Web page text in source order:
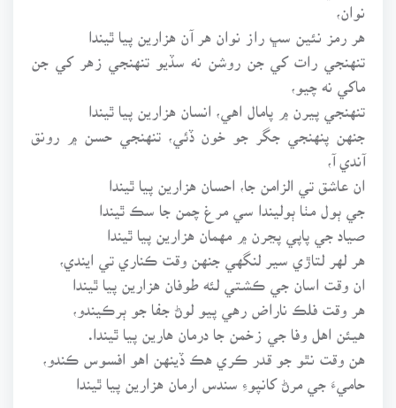
نوان،
هر رمز نئين سڀ راز نوان هر آن هزارين پيا ٿيندا
تنهنجي رات کي جن روشن نه سڏيو تنهنجي زهر کي جن
ماکي نه چيو،
تنهنجي پيرن ۾ پامال اهي، انسان هزارين پيا ٿيندا
جنهن پنهنجي جگر جو خون ڏئي، تنهنجي حسن ۾ رونق
آندي آ،
ان عاشق تي الزامن جا، احسان هزارين پيا ٿيندا
جي ٻول مٺا ٻوليندا سي مرغ چمن جا سڪ ٿيندا
صياد جي پاپي پڃرن ۾ مهمان هزارين پيا ٿيندا
هر لهر لتاڙي سير لنگهي جنهن وقت ڪناري تي ايندي،
ان وقت اسان جي ڪشتي لئه طوفان هزارين پيا ٿيندا
هر وقت فلڪ ناراض رهي پيو لوڻ جفا جو ٻرڪيندو،
هيئن اهل وفا جي زخمن جا درمان هارين پيا ٿيندا.
هن وقت نٿو جو قدر ڪري هڪ ڏينهن اهو افسوس ڪندو،
حاميءَ جي مرڻ کانپوءِ سندس ارمان هزارين پيا ٿيندا